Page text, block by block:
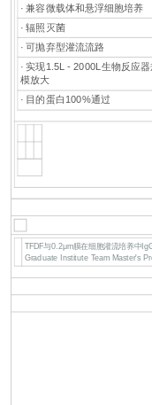
· 兼容微载体和悬浮细胞培养
· 辐照灭菌
· 可抛弃型灌流流路
· 实现1.5L - 2000L生物反应器
模放大
· 目的蛋白100%通过
TFDF与0.2μm膜在细胞灌流培养中
Graduate Institute Team Master's